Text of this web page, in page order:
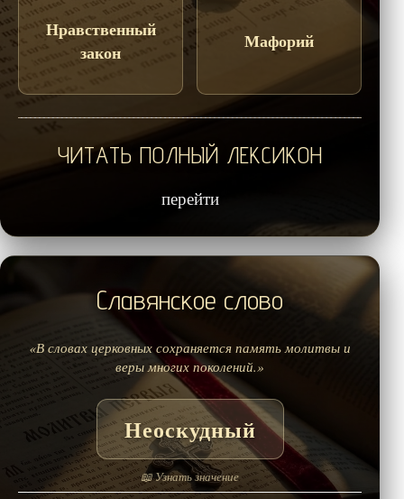
Нравственный
закон
Мафорий
ЧИТАТЬ ПОЛНЫЙ ЛЕКСИКОН
перейти
Славянское слово
«В словах церковных сохраняется память молитвы и
веры многих поколений.»
Неоскудный
📖 Узнать значение